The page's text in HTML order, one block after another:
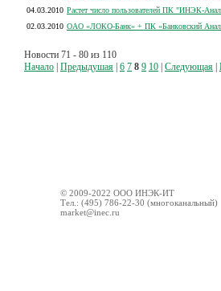
04.03.2010 Растет число пользователей ПК "ИНЭК-
02.03.2010 ОАО «ЛОКО-Банк» + ПК «Банковский
Новости 71 - 80 из 110
Начало Предыдушая 6 7 8 9 10 Следующая
© 2009-2022 ООО ИНЭК-ИТ
Тел.: (495) 786-22-30 (многоканальный)
market@inec.ru